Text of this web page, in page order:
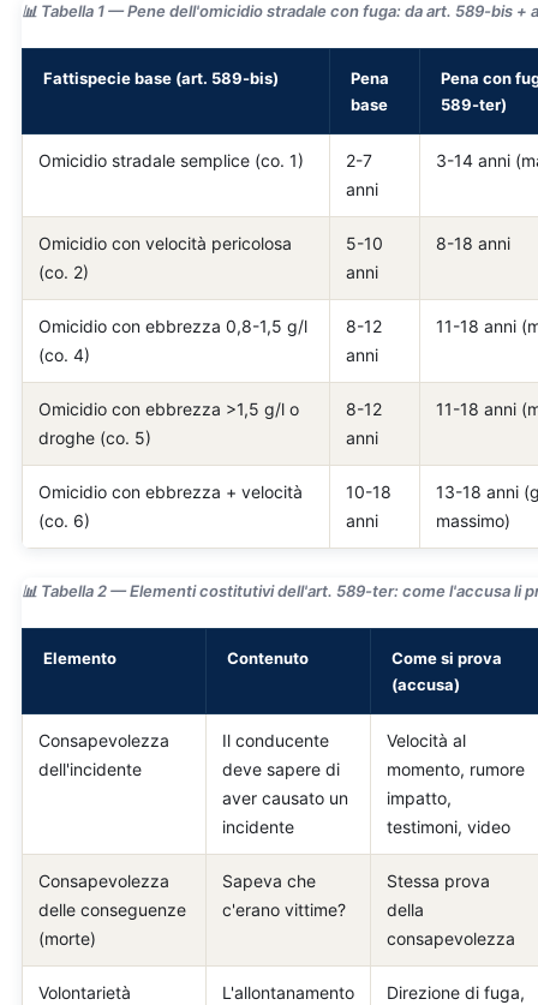
📊 Tabella 1 — Pene dell'omicidio stradale con fuga: da art. 589-bis +
Fattispecie base (art. 589-bis)
Pena
base
Pena con
589-ter)
Omicidio stradale semplice (co. 1)
2-7
anni
3-14 anni
Omicidio con velocità pericolosa
(co. 2)
5-10
anni
8-18 anni
Omicidio con ebbrezza 0,8-1,5 g/l
(co. 4)
8-12
anni
11-18 anni
Omicidio con ebbrezza >1,5 g/l o
droghe (co. 5)
8-12
anni
11-18 anni
Omicidio con ebbrezza + velocità
(co. 6)
10-18
anni
13-18 anni
massimo)
📊 Tabella 2 — Elementi costitutivi dell'art. 589-ter: come l'accusa li
Elemento Contenuto
Come si prova
(accusa)
Consapevolezza
dell'incidente
Il conducente
deve sapere di
aver causato un
incidente
Velocità al
momento, rumore
impatto,
testimoni, video
Consapevolezza
delle conseguenze
(morte)
Sapeva che
c'erano vittime?
Stessa prova
della
consapevolezza
Volontarietà L'allontanamento Direzione di fuga,